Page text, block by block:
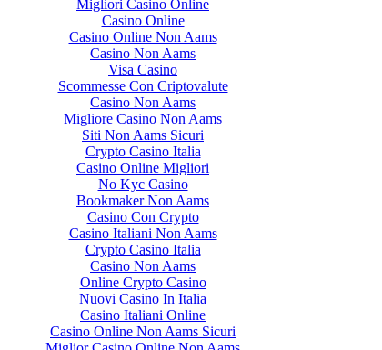
Migliori Casino Online
Casino Online
Casino Online Non Aams
Casino Non Aams
Visa Casino
Scommesse Con Criptovalute
Casino Non Aams
Migliore Casino Non Aams
Siti Non Aams Sicuri
Crypto Casino Italia
Casino Online Migliori
No Kyc Casino
Bookmaker Non Aams
Casino Con Crypto
Casino Italiani Non Aams
Crypto Casino Italia
Casino Non Aams
Online Crypto Casino
Nuovi Casino In Italia
Casino Italiani Online
Casino Online Non Aams Sicuri